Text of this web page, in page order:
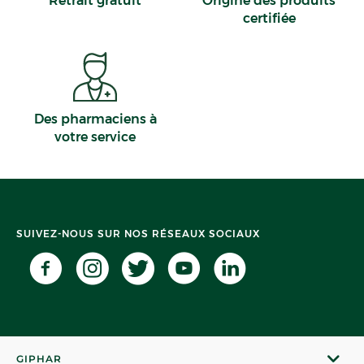
certifiée
Des pharmaciens à
votre service
SUIVEZ-NOUS SUR NOS RÉSEAUX SOCIAUX
GIPHAR